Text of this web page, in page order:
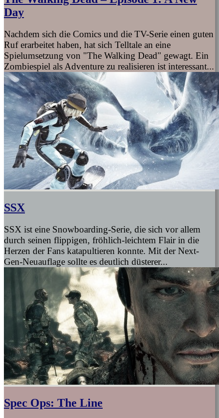
Day
Nachdem sich die Comics und die TV-Serie einen guten
Ruf erarbeitet haben, hat sich Telltale an eine
Spielumsetzung von "The Walking Dead" gewagt. Ein
Zombiespiel als Adventure zu realisieren ist interessant...
SSX
SSX ist eine Snowboarding-Serie, die sich vor allem
durch seinen flippigen, fröhlich-leichtem Flair in die
Herzen der Fans katapultieren konnte. Mit der Next-
Gen-Neuauflage sollte es deutlich düsterer...
Spec Ops: The Line